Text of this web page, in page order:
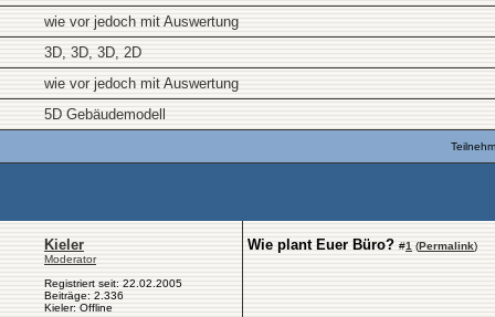
wie vor jedoch mit Auswertung
3D, 3D, 3D, 2D
wie vor jedoch mit Auswertung
5D Gebäudemodell
Kieler
Moderator
Registriert seit: 22.02.2005
Beiträge: 2.336
Kieler: Offline
Wie plant Euer Büro? #1 (Permalink)